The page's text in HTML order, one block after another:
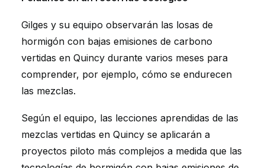
Gilges y su equipo observarán las losas de
hormigón con bajas emisiones de carbono
vertidas en Quincy durante varios meses para
comprender, por ejemplo, cómo se endurecen
las mezclas.
Según el equipo, las lecciones aprendidas de las
mezclas vertidas en Quincy se aplicarán a
proyectos piloto más complejos a medida que las